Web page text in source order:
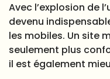
Avec l’explosion de
devenu
les mobiles. Un site
seulement plus
il est également